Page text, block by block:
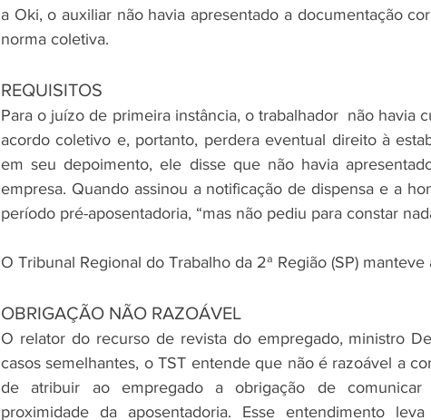
a Oki, o auxiliar não havia apresentado a documentação
norma coletiva.
REQUISITOS
Para o juízo de primeira instância, o trabalhador  não havia
acordo coletivo e, portanto, perdera eventual direito à
em seu depoimento, ele disse que não havia
empresa. Quando assinou a notificação de dispensa e a
período pré-aposentadoria, “mas não pediu para constar
O Tribunal Regional do Trabalho da 2ª Região (SP) manteve
OBRIGAÇÃO NÃO RAZOÁVEL
O relator do recurso de revista do empregado, ministro
casos semelhantes, o TST entende que não é razoável a
de atribuir ao empregado a obrigação de comunicar
proximidade da aposentadoria. Esse entendimento